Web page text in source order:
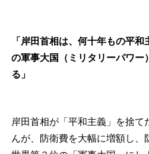
「岸田首相は、何十年もの平
の軍事大国（ミリタリーパワー
る」
岸田首相が「平和主義」を捨て
んが、防衛費を大幅に増額し、